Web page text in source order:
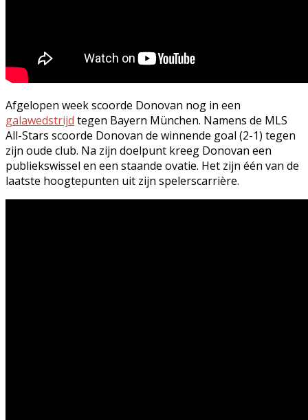
Afgelopen week scoorde Donovan nog in een
galawedstrijd tegen Bayern München. Namens de MLS
All-Stars scoorde Donovan de winnende goal (2-1) tegen
zijn oude club. Na zijn doelpunt kreeg Donovan een
publiekswissel en een staande ovatie. Het zijn één van de
laatste hoogtepunten uit zijn spelerscarrière.